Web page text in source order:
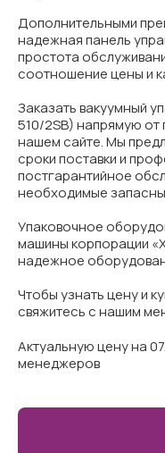
Дополнительными
надежная панель
простота
соотношение цены и
Заказать вакуумный
510/2SB) напрямую от
нашем сайте. Мы
сроки поставки и
постгарантийное
необходимые
Упаковочное
машины корпорации
надежное
Чтобы узнать цену и
свяжитесь с нашим
Актуальную цену на
менеджеров